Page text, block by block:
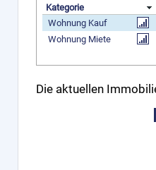
Kategorie
Wohnung Kauf
Wohnung Miete
Die aktuellen